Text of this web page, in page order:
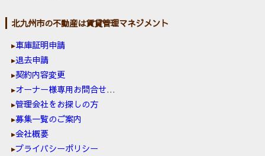
北九州市の不動産は賃貸管理マネジメント
車庫証明申請
退去申請
契約内容変更
オーナー様専用お問合せ窓口
管理会社をお探しの方
募集一覧のご案内
会社概要
プライバシーポリシー